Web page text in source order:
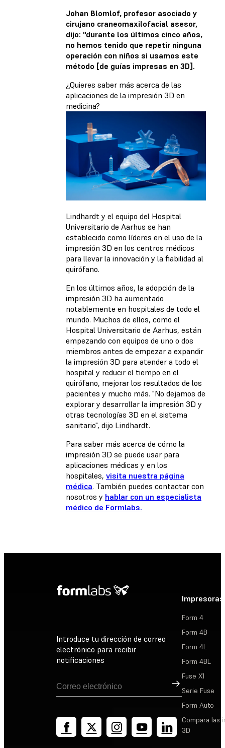
Johan Blomlof, profesor asociado y
cirujano craneomaxilofacial asesor,
dijo: "durante los últimos cinco años,
no hemos tenido que repetir ninguna
operación con niños si usamos este
método [de guías impresas en 3D].
¿Quieres saber más acerca de las
aplicaciones de la impresión 3D en
medicina?
Lindhardt y el equipo del Hospital
Universitario de Aarhus se han
establecido como líderes en el uso de la
impresión 3D en los centros médicos
para llevar la innovación y la fiabilidad al
quirófano.
En los últimos años, la adopción de la
impresión 3D ha aumentado
notablemente en hospitales de todo el
mundo. Muchos de ellos, como el
Hospital Universitario de Aarhus, están
empezando con equipos de uno o dos
miembros antes de empezar a expandir
la impresión 3D para atender a todo el
hospital y reducir el tiempo en el
quirófano, mejorar los resultados de los
pacientes y mucho más. "No dejamos de
explorar y desarrollar la impresión 3D y
otras tecnologías 3D en el sistema
sanitario", dijo Lindhardt.
Para saber más acerca de cómo la
impresión 3D se puede usar para
aplicaciones médicas y en los
hospitales, visita nuestra página
médica. También puedes contactar con
nosotros y hablar con un especialista
médico de Formlabs.
Introduce tu dirección de correo
electrónico para recibir
notificaciones
Suscribirse
Impresoras
Form 4
Form 4B
Form 4L
Form 4BL
Fuse X1
Serie Fuse
Form Auto
Compara las
3D